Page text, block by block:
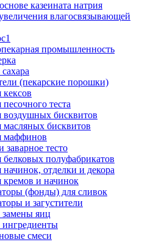
казеината натрия
влагосвязывающей
промышленность
(пекарские порошки)
теста
воздушных бисквитов
масляных бисквитов
маффинов
тесто
белковых полуфабрикатов
отделки и декора
кремов и начинок
(фонды) для сливок
и загустители
замены яиц
смеси